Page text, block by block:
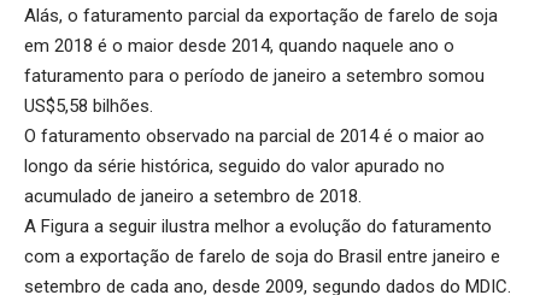
Alás, o faturamento parcial da exportação de farelo de soja
em 2018 é o maior desde 2014, quando naquele ano o
faturamento para o período de janeiro a setembro somou
US$5,58 bilhões.
O faturamento observado na parcial de 2014 é o maior ao
longo da série histórica, seguido do valor apurado no
acumulado de janeiro a setembro de 2018.
A Figura a seguir ilustra melhor a evolução do faturamento
com a exportação de farelo de soja do Brasil entre janeiro e
setembro de cada ano, desde 2009, segundo dados do MDIC.